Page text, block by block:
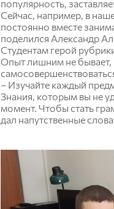
Тракторы и
популярность,
Сейчас, например, в
постоянно вместе
поделился Александр
Студентам герой
Опыт лишним не бывает,
– Изучайте каждый
Знания, которым вы не
момент. Чтобы стать
дал напутственные